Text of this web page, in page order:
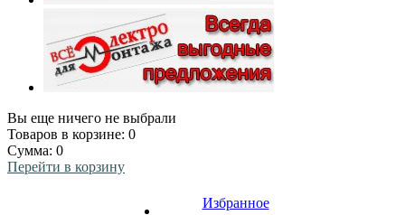
Вы еще ничего не выбрали
Товаров в корзине: 0
Сумма: 0
Перейти в корзину
Избранное